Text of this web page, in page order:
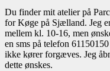
Du finder mit atelier på
for Køge på Sjælland. Jeg
mellem kl. 10-16, men
en sms på telefon
ikke kører forgæves. Jeg
dette ønskes.